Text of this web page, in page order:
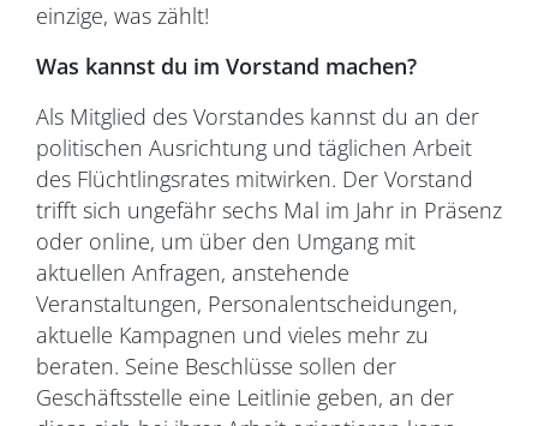
einzige, was zählt!
Was kannst du im Vorstand machen?
Als Mitglied des Vorstandes kannst du an der
politischen Ausrichtung und täglichen Arbeit
des Flüchtlingsrates mitwirken. Der Vorstand
trifft sich ungefähr sechs Mal im Jahr in Präsenz
oder online, um über den Umgang mit
aktuellen Anfragen, anstehende
Veranstaltungen, Personalentscheidungen,
aktuelle Kampagnen und vieles mehr zu
beraten. Seine Beschlüsse sollen der
Geschäftsstelle eine Leitlinie geben, an der